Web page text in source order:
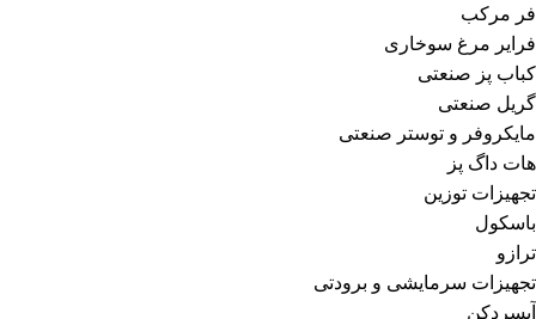
فر مرکب
فرایر مرغ سوخاری
کباب پز صنعتی
گریل صنعتی
مایکروفر و توستر صنعتی
هات داگ پز
تجهیزات توزین
باسکول
ترازو
تجهیزات سرمایشی و برودتی
آبسردکن